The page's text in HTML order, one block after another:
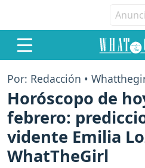
Por: Redacción •
Horóscopo de
febrero:
vidente Emilia
WhatTheGirl